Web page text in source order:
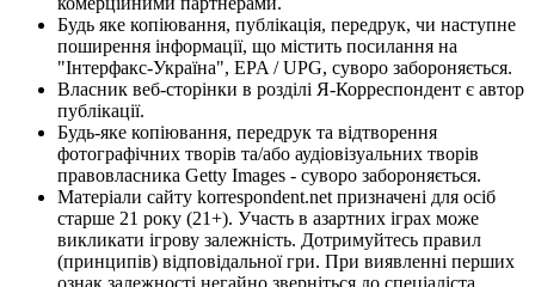
Будь яке копіювання, публікація, передрук, чи наступне
поширення інформації, що містить посилання на
"Інтерфакс-Україна", EPA / UPG, суворо забороняється.
Власник веб-сторінки в розділі Я-Корреспондент є автор
публікації.
Будь-яке копіювання, передрук та відтворення
фотографічних творів та/або аудіовізуальних творів
правовласника Getty Images - суворо забороняється.
Матеріали сайту korrespondent.net призначені для осіб
старше 21 року (21+). Участь в азартних іграх може
викликати ігрову залежність. Дотримуйтесь правил
(принципів) відповідальної гри. При виявленні перших